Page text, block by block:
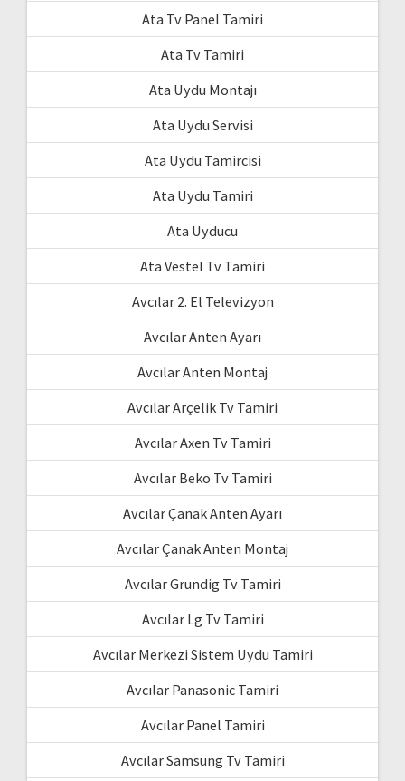
Ata Tv Panel Tamiri
Ata Tv Tamiri
Ata Uydu Montajı
Ata Uydu Servisi
Ata Uydu Tamircisi
Ata Uydu Tamiri
Ata Uyducu
Ata Vestel Tv Tamiri
Avcılar 2. El Televizyon
Avcılar Anten Ayarı
Avcılar Anten Montaj
Avcılar Arçelik Tv Tamiri
Avcılar Axen Tv Tamiri
Avcılar Beko Tv Tamiri
Avcılar Çanak Anten Ayarı
Avcılar Çanak Anten Montaj
Avcılar Grundig Tv Tamiri
Avcılar Lg Tv Tamiri
Avcılar Merkezi Sistem Uydu Tamiri
Avcılar Panasonic Tamiri
Avcılar Panel Tamiri
Avcılar Samsung Tv Tamiri